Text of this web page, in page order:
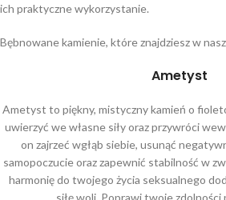
ich praktyczne wykorzystanie.
Bębnowane kamienie, które znajdziesz w
Ametyst
Ametyst to piękny, mistyczny kamień o
uwierzyć we własne siły oraz przywróci
on zajrzeć wgłąb siebie, usunąć
samopoczucie oraz zapewnić stabilność w
harmonię do twojego życia seksualnego
siłę woli. Poprawi twoje zdolności